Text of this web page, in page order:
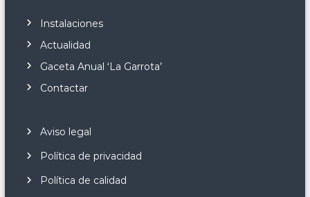
Instalaciones
Actualidad
Gaceta Anual ‘La Garrota’
Contactar
Aviso legal
Política de privacidad
Política de calidad